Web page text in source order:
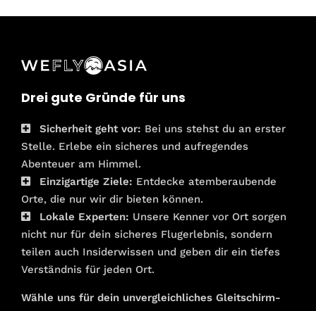
Drei gute Gründe für uns
Sicherheit geht vor: Bei uns stehst du an erster
Stelle. Erlebe ein sicheres und aufregendes
Abenteuer am Himmel.
Einzigartige Ziele: Entdecke atemberaubende
Orte, die nur wir dir bieten können.
Lokale Experten: Unsere Kenner vor Ort sorgen
nicht nur für dein sicheres Flugerlebnis, sondern
teilen auch Insiderwissen und geben dir ein tiefes
Verständnis für jeden Ort.
Wähle uns für dein unvergleichliches Gleitschirm-